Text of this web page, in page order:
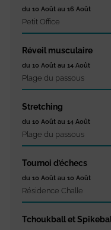
du 10 Août au 16 Août
Petit Office
Réveil musculaire
du 10 Août au 14 Août
Plage du passous
Stretching
du 10 Août au 14 Août
Plage du passous
Tournoi d’échecs
du 10 Août au 10 Août
Résidence Challe
Tchoukball et